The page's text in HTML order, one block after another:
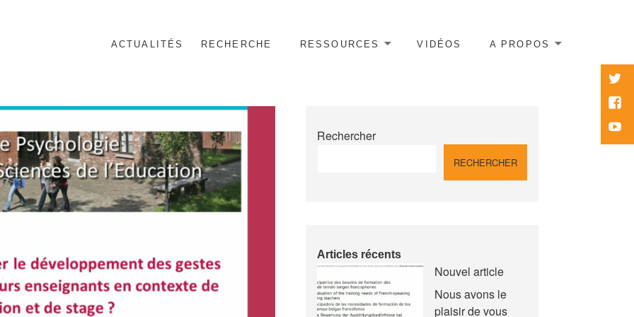
ACTUALITÉS RECHERCHE RESSOURCES VIDÉOS A PROPOS
Rechercher
RECHERCHER
Articles récents
Nouvel article
Nous avons le
plaisir de vous